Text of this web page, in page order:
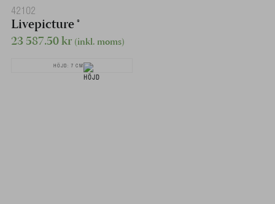
42102
Livepicture ®
23 587.50kr(inkl. moms)
HÖJD: 7 CM